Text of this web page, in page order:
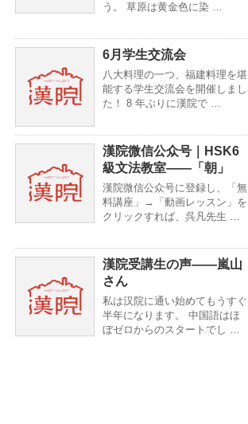
う。 草原は黄金色に染 …
6月学生交流会
八大料理の一つ、福建料理を堪
能する学生交流会を開催しまし
た！ 8 年ぶりに漢院で …
漢院微信公众号｜HSK6
級文法教室——「朝」
漢院微信公众号に登録し、「無
料講座」→「動画レッスン」を
クリックすれば、呉凡先生 …
漢院受講生の声——嵐山
さん
私は汉院に通い始めてもうすぐ
半年になります。 中国語はほ
ぼゼロからのスタートでし …